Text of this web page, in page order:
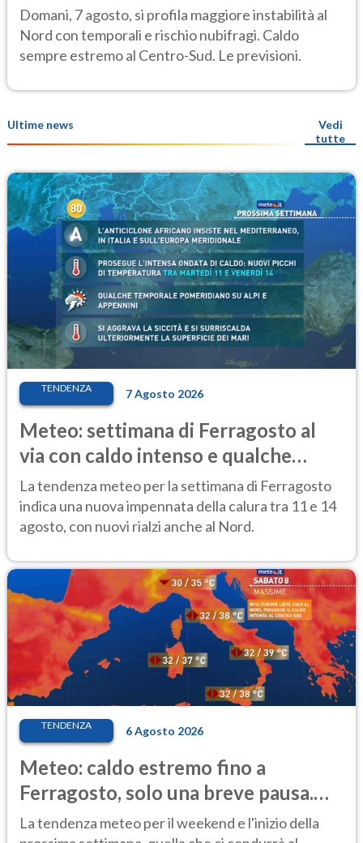
caldo estremo
Domani, 7 agosto, si profila maggiore instabilità al
Nord con temporali e rischio nubifragi. Caldo
sempre estremo al Centro-Sud. Le previsioni.
Ultime news
Vedi
tutte
TENDENZA 7 Agosto 2026
Meteo: settimana di Ferragosto al
via con caldo intenso e qualche
temporale
La tendenza meteo per la settimana di Ferragosto
indica una nuova impennata della calura tra 11 e 14
agosto, con nuovi rialzi anche al Nord.
TENDENZA 6 Agosto 2026
Meteo: caldo estremo fino a
Ferragosto, solo una breve pausa.
Ecco dove
La tendenza meteo per il weekend e l'inizio della